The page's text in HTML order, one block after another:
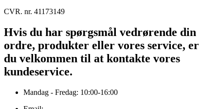
CVR. nr. 41173149
Hvis du har spørgsmål vedrørende din
ordre, produkter eller vores service, er
du velkommen til at kontakte vores
kundeservice.
Mandag - Fredag: 10:00-16:00